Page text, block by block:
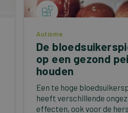
Autisme
De
op een gezond
houden
Een te hoge
heeft verschillende
effecten, ook voor de